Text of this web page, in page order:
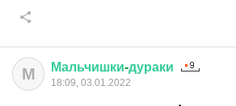
М Мальчишки-дураки
18:09, 03.01.2022